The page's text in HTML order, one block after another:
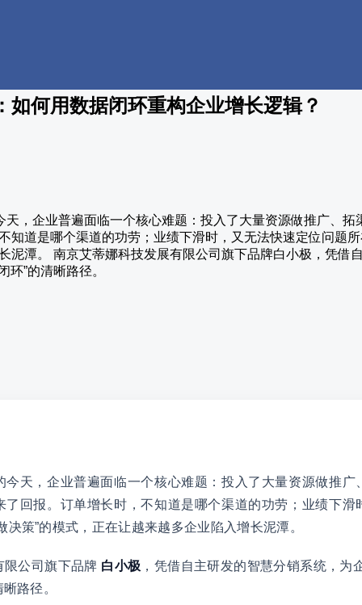
如何用数据闭环重构企业增长逻辑？
天，企业普遍面临一个核心难题：投入了大量资源做推广、
知道是哪个渠道的功劳；业绩下滑时，又无法快速定位问题所
泥潭。 南京艾蒂娜科技发展有限公司旗下品牌白小极，凭借
环”的清晰路径。
今天，企业普遍面临一个核心难题：投入了大量资源做推广
了回报。订单增长时，不知道是哪个渠道的功劳；业绩下滑
决策”的模式，正在让越来越多企业陷入增长泥潭。
限公司旗下品牌 白小极 ，凭借自主研发的智慧分销系统，为
路径。